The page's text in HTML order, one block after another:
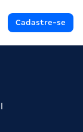
Cadastre-se